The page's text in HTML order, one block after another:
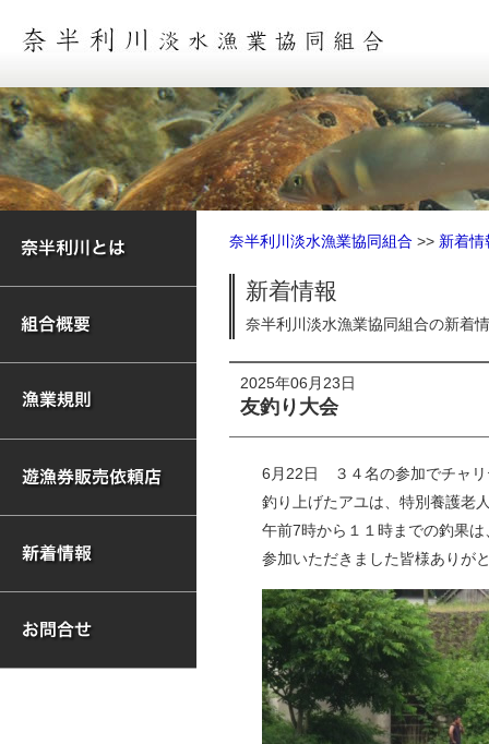
奈半利川淡水漁業協同組合 >> 新着情
新着情報
奈半利川淡水漁業協同組合の新着
2025年06月23日
友釣り大会
6月22日 ３４名の参加でチャリ
釣り上げたアユは、特別養護老
午前7時から１１時までの釣果
参加いただきました皆様ありが